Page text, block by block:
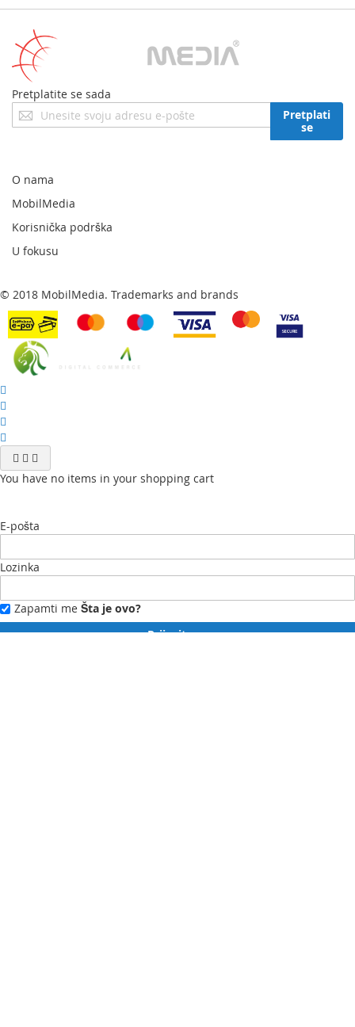
Pretplatite se sada
Prijavite
se
newsletter:
Pretplati
se
O nama
MobilMedia
Korisnička podrška
U fokusu
© 2018 MobilMedia. Trademarks and brands
You have no items in your shopping cart
E-pošta
Lozinka
Zapamti me Šta je ovo?
Prijavite se